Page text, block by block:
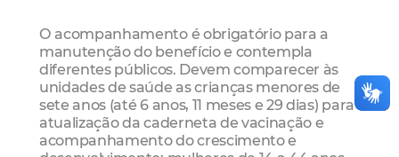
O acompanhamento é obrigatório para a
manutenção do benefício e contempla
diferentes públicos. Devem comparecer às
unidades de saúde as crianças menores de
sete anos (até 6 anos, 11 meses e 29 dias) para
atualização da caderneta de vacinação e
acompanhamento do crescimento e